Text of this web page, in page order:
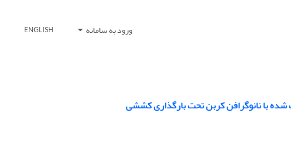
ورود به سامانه ENGLISH